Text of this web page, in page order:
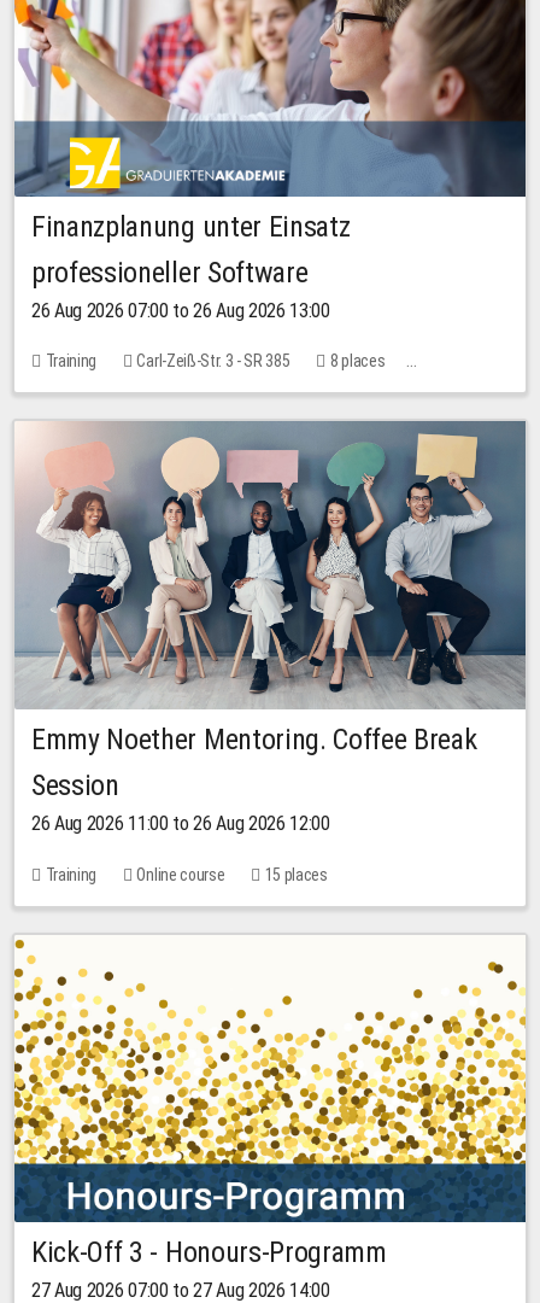
Finanzplanung unter Einsatz
professioneller Software
26 Aug 2026 07:00 to 26 Aug 2026 13:00
Training Carl-Zeiß-Str. 3 - SR 385
8 places
20.00 EUR
Emmy Noether Mentoring. Coffee Break
Session
26 Aug 2026 11:00 to 26 Aug 2026 12:00
Training Online course 15 places
Kick-Off 3 - Honours-Programm
27 Aug 2026 07:00 to 27 Aug 2026 14:00